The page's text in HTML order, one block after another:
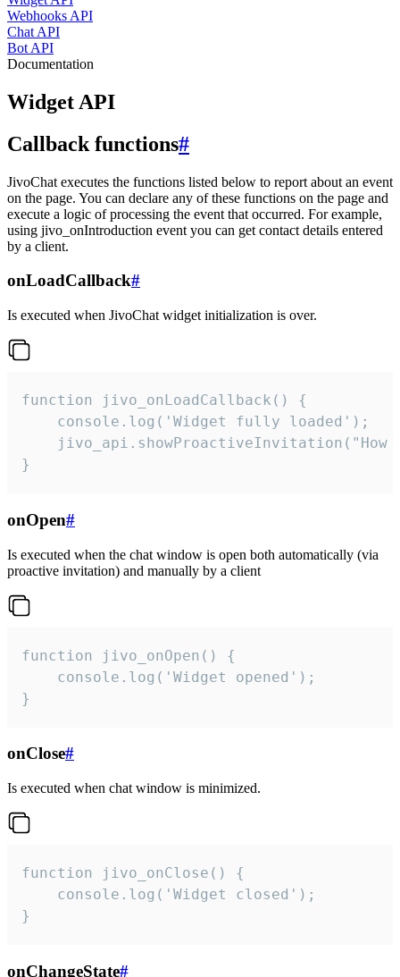
Webhooks API
Chat API
Bot API
Documentation
Widget API
Callback functions#
JivoChat executes the functions listed below to report about an event
on the page. You can declare any of these functions on the page and
execute a logic of processing the event that occurred. For example,
using jivo_onIntroduction event you can get contact details entered
by a client.
onLoadCallback#
Is executed when JivoChat widget initialization is over.
function jivo_onLoadCallback() {
    console.log('Widget fully loaded');
jivo_api.showProactiveInvitation("How
}
onOpen#
Is executed when the chat window is open both automatically (via
proactive invitation) and manually by a client
function jivo_onOpen() {
    console.log('Widget opened');
}
onClose#
Is executed when chat window is minimized.
function jivo_onClose() {
    console.log('Widget closed');
}
onChangeState#